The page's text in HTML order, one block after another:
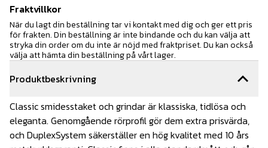
Produktbeskrivning
Classic smidesstaket och grindar är klassiska, tidlösa och
eleganta. Genomgående rörprofil gör dem extra prisvärda,
och DuplexSystem säkerställer en hög kvalitet med 10 års
Fraktvillkor
När du lagt din beställning tar vi kontakt med dig och ger ett pris
för frakten. Din beställning är inte bindande och du kan välja att
stryka din order om du inte är nöjd med fraktpriset. Du kan också
välja att hämta din beställning på vårt lager.